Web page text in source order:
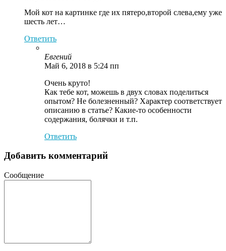
Мой кот на картинке где их пятеро,второй слева,ему уже
шесть лет…
Ответить
Евгений
Май 6, 2018 в 5:24 пп
Очень круто!
Как тебе кот, можешь в двух словах поделиться
опытом? Не болезненный? Характер соответствует
описанию в статье? Какие-то особенности
содержания, болячки и т.п.
Ответить
Добавить комментарий
Сообщение